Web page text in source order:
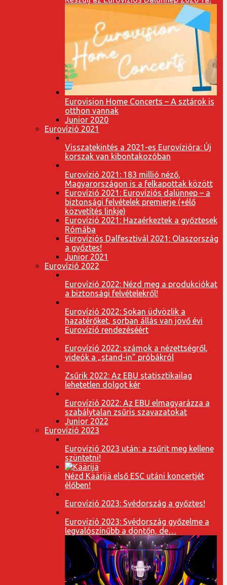
Eurovision Home Concerts – A sztárok is
otthon vannak
Junior 2020
Eurovízió 2021
Visszatekintés a 2021-es Eurovízióra: Új
korszak van kibontakozóban
Eurovízió 2021: 183 millió néző,
Magyarországon is a felkapottak között
Eurovízió 2021: Eurovíziós dalünnep – a
biztonsági felvételek premierje (+élő
közvetítés linkje)
Eurovízió 2021: Hazaérkeztek a győztesek
Rómába
Eurovíziós Dalfesztivál 2021: Olaszország
a győztes!
Junior 2021
Eurovízió 2022
Eurovízió 2022: Nézd meg a produkciókat
a biztonsági felvételekről!
Eurovízió 2022: Sokan üdvözlik a
hazatérőket, sorban állás van jövő évi
Eurovízió rendezéséért
Eurovízió 2022: számok a nézettségről,
videók a „stand-in” próbákról
Zsűrik 2022: Az EBU statisztikailag
lehetetlen dolgot kér
Eurovízió 2022: Az EBU elmagyarázza a
szabálytalan zsűris szavazatokat
Junior 2022
Eurovízió 2023
Eurovízió 2023 után: a zsűrit meg kellene
szüntetni!
Nézd Käärijä első ESC utáni koncertjét
élőben!
Eurovízió 2023: Svédország a győztes!
Eurovízió 2023: Svédország győzelme a
legvalószínűbb a döntőn, de…